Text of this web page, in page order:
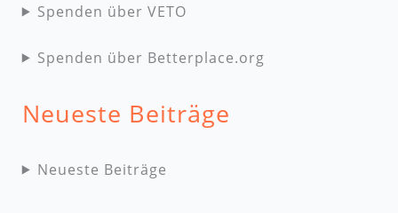
Spenden über VETO
Spenden über Betterplace.org
Neueste Beiträge
Neueste Beiträge